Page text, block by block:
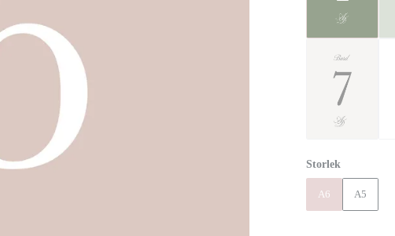
Storlek
A6 A5